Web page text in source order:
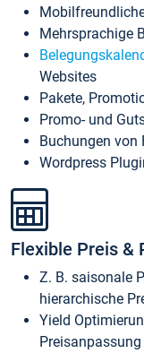
Mehrsprachige
Websites
Pakete,
Promo- und
Buchungen von
Wordpress
Flexible Preis &
Z. B. saisonale
hierarchische
Yield
Preisanpassung